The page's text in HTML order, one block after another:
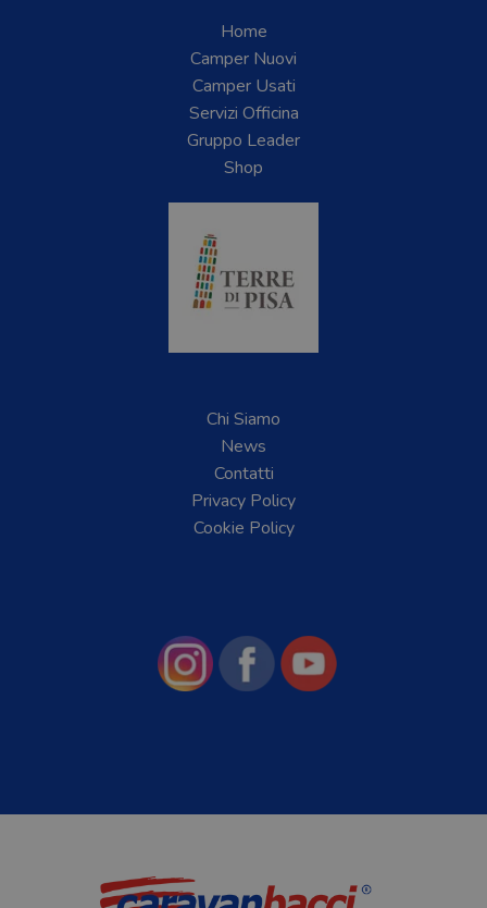
Home
Camper Nuovi
Camper Usati
Servizi Officina
Gruppo Leader
Shop
Chi Siamo
News
Contatti
Privacy Policy
Cookie Policy